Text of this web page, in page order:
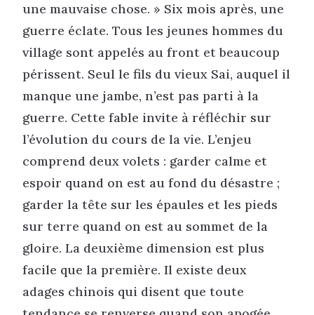
une mauvaise chose. » Six mois après, une
guerre éclate. Tous les jeunes hommes du
village sont appelés au front et beaucoup
périssent. Seul le fils du vieux Sai, auquel il
manque une jambe, n’est pas parti à la
guerre. Cette fable invite à réfléchir sur
l’évolution du cours de la vie. L’enjeu
comprend deux volets : garder calme et
espoir quand on est au fond du désastre ;
garder la tête sur les épaules et les pieds
sur terre quand on est au sommet de la
gloire. La deuxième dimension est plus
facile que la première. Il existe deux
adages chinois qui disent que toute